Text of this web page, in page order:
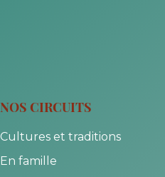
NOS CIRCUITS
Cultures et traditions
En famille